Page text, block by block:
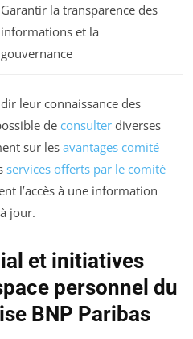
Garantir la transparence des
informations et la
gouvernance
leur connaissance des
de consulter diverses
sur les avantages comité
services offerts par le comité
l’accès à une information
jour.
et initiatives
personnel du
BNP Paribas